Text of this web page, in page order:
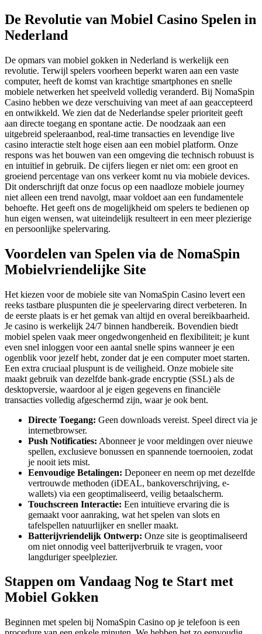
De Revolutie van Mobiel Casino Spelen in
Nederland
De opmars van mobiel gokken in Nederland is werkelijk een
revolutie. Terwijl spelers voorheen beperkt waren aan een vaste
computer, heeft de komst van krachtige smartphones en snelle
mobiele netwerken het speelveld volledig veranderd. Bij NomaSpin
Casino hebben we deze verschuiving van meet af aan geaccepteerd
en ontwikkeld. We zien dat de Nederlandse speler prioriteit geeft
aan directe toegang en spontane actie. De noodzaak aan een
uitgebreid speleraanbod, real-time transacties en levendige live
casino interactie stelt hoge eisen aan een mobiel platform. Onze
respons was het bouwen van een omgeving die technisch robuust is
en intuïtief in gebruik. De cijfers liegen er niet om: een groot en
groeiend percentage van ons verkeer komt nu via mobiele devices.
Dit onderschrijft dat onze focus op een naadloze mobiele journey
niet alleen een trend navolgt, maar voldoet aan een fundamentele
behoefte. Het geeft ons de mogelijkheid om spelers te bedienen op
hun eigen wensen, wat uiteindelijk resulteert in een meer plezierige
en persoonlijke spelervaring.
Voordelen van Spelen via de NomaSpin
Mobielvriendelijke Site
Het kiezen voor de mobiele site van NomaSpin Casino levert een
reeks tastbare pluspunten die je speelervaring direct verbeteren. In
de eerste plaats is er het gemak van altijd en overal bereikbaarheid.
Je casino is werkelijk 24/7 binnen handbereik. Bovendien biedt
mobiel spelen vaak meer ongedwongenheid en flexibiliteit; je kunt
even snel inloggen voor een aantal snelle spins wanneer je een
ogenblik voor jezelf hebt, zonder dat je een computer moet starten.
Een extra cruciaal pluspunt is de veiligheid. Onze mobiele site
maakt gebruik van dezelfde bank-grade encryptie (SSL) als de
desktopversie, waardoor al je eigen gegevens en financiële
transacties volledig afgeschermd zijn, waar je ook bent.
Directe Toegang: Geen downloads vereist. Speel direct via je
internetbrowser.
Push Notificaties: Abonneer je voor meldingen over nieuwe
spellen, exclusieve bonussen en spannende toernooien, zodat
je nooit iets mist.
Eenvoudige Betalingen: Deponeer en neem op met dezelfde
vertrouwde methoden (iDEAL, bankoverschrijving, e-
wallets) via een geoptimaliseerd, veilig betaalscherm.
Touchscreen Interactie: Een intuïtieve ervaring die is
gemaakt voor aanraking, wat het spelen van slots en
tafelspellen natuurlijker en sneller maakt.
Batterijvriendelijk Ontwerp: Onze site is geoptimaliseerd
om niet onnodig veel batterijverbruik te vragen, voor
langduriger speelplezier.
Stappen om Vandaag Nog te Start met
Mobiel Gokken
Beginnen met spelen bij NomaSpin Casino op je telefoon is een